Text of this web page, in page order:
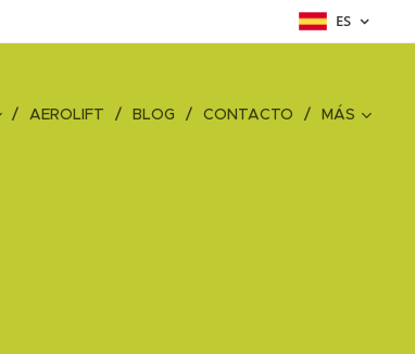
ES
AEROLIFT BLOG CONTACTO MÁS